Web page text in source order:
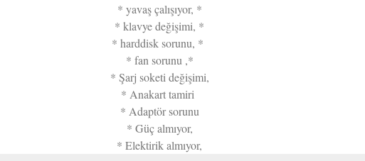
* yavaş çalışıyor, *
* klavye değişimi, *
* harddisk sorunu, *
* fan sorunu ,*
* Şarj soketi değişimi,
* Anakart tamiri
* Adaptör sorunu
* Güç almıyor,
* Elektirik almıyor,